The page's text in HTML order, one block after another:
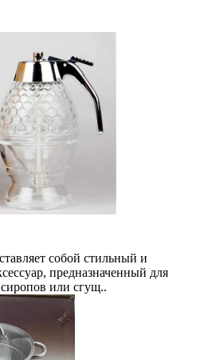
собой стильный и
предназначенный для
или сгущ..